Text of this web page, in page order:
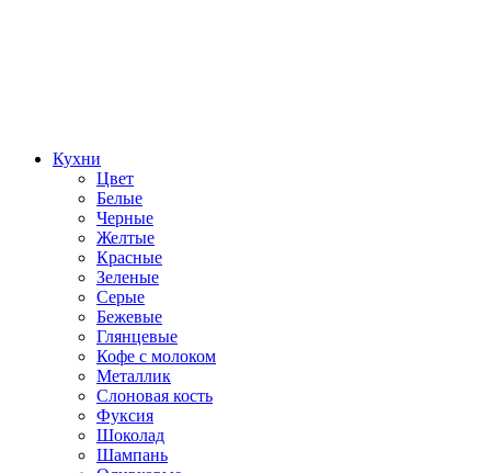
Кухни
Цвет
Белые
Черные
Желтые
Красные
Зеленые
Серые
Бежевые
Глянцевые
Кофе с молоком
Металлик
Слоновая кость
Фуксия
Шоколад
Шампань